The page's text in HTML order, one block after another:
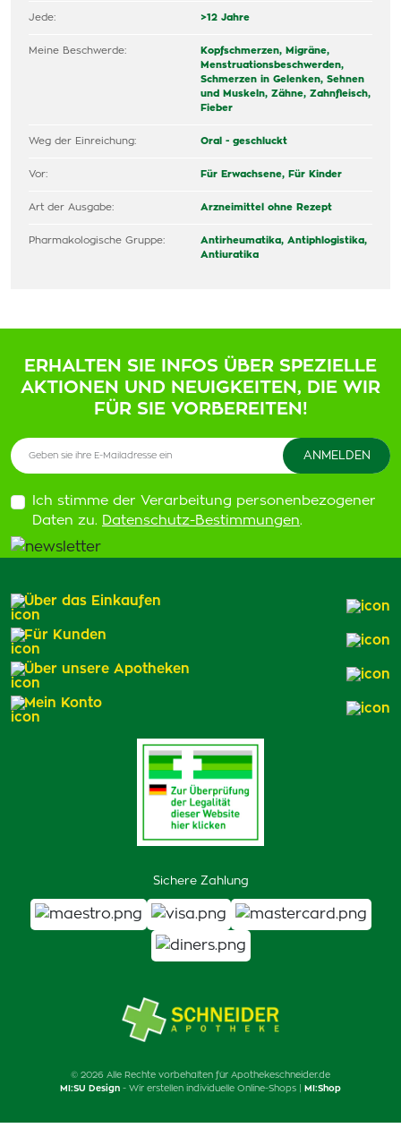
Jede: >12 Jahre
Meine Beschwerde:
Kopfschmerzen, Migräne,
Menstruationsbeschwerden,
Schmerzen in Gelenken, Sehnen
und Muskeln, Zähne, Zahnfleisch,
Fieber
Weg der Einreichung: Oral - geschluckt
Vor: Für Erwachsene, Für Kinder
Art der Ausgabe: Arzneimittel ohne Rezept
Pharmakologische Gruppe:
Antirheumatika, Antiphlogistika,
Antiuratika
ERHALTEN SIE INFOS ÜBER SPEZIELLE
AKTIONEN UND NEUIGKEITEN, DIE WIR
FÜR SIE VORBEREITEN!
Ich stimme der Verarbeitung personenbezogener
Daten zu. Datenschutz-Bestimmungen.
Sichere Zahlung
Über das Einkaufen
Für Kunden
Über unsere Apotheken
Mein Konto
© 2026 Alle Rechte vorbehalten für Apothekeschneider.de
MI:SU Design - Wir erstellen individuelle Online-Shops | MI:Shop